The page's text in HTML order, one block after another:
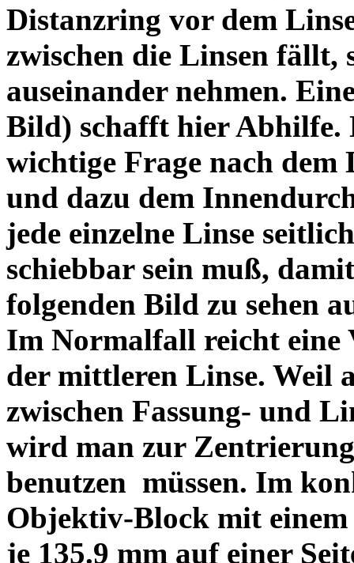
Distanzring vor dem
zwischen die Linsen fällt,
auseinander nehmen.
Bild) schafft hier Abhilfe.
wichtige Frage nach dem
und dazu dem
jede einzelne Linse
schiebbar sein muß,
folgenden Bild zu sehen
Im Normalfall reicht eine
der mittleren Linse. Weil
zwischen Fassung- und
wird man zur
benutzen müssen. Im
Objektiv-Block mit einem
je 135.9 mm auf einer